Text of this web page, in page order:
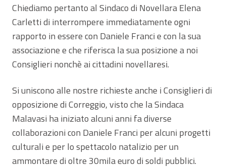
Chiediamo pertanto al Sindaco di Novellara Elena
Carletti di interrompere immediatamente ogni
rapporto in essere con Daniele Franci e con la sua
associazione e che riferisca la sua posizione a noi
Consiglieri nonchè ai cittadini novellaresi.
Si uniscono alle nostre richieste anche i Consiglieri di
opposizione di Correggio, visto che la Sindaca
Malavasi ha iniziato alcuni anni fa diverse
collaborazioni con Daniele Franci per alcuni progetti
culturali e per lo spettacolo natalizio per un
ammontare di oltre 30mila euro di soldi pubblici.